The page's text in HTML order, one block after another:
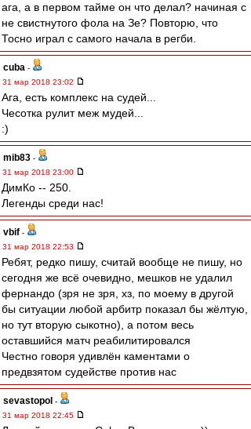
ага, а в первом тайме он что делал? начиная с
не свистнутого фола на Зе? Повторю, что
Тосно играл с самого начала в регби.
cuba -
31 мар 2018 23:02
Ага, есть комплекс на судей...
Чесотка рулит меж мудей...
:)
mib83 -
31 мар 2018 23:00
ДимКо -- 250.
Легенды среди нас!
vbif -
31 мар 2018 22:53
Ребят, редко пишу, считай вообще не пишу, но
сегодня же всё очевидно, мешков не удалил
фернандо (зря не зря, хз, по моему в другой
бы ситуации любой арбитр показал бы жёлтую,
но тут вторую сыкотно), а потом весь
оставшийся матч реабилитировался
Честно говоря удивлён каментами о
предвзятом судействе против нас
sevastopol -
31 мар 2018 22:45